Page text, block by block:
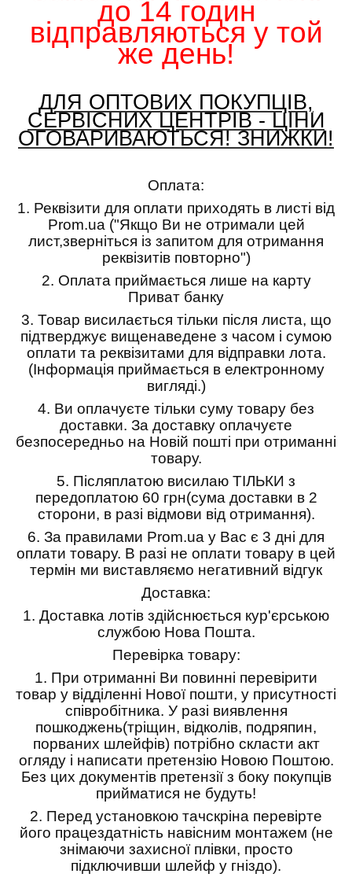
до 14 годин
відправляються у той
же день!
ДЛЯ ОПТОВИХ ПОКУПЦІВ,
СЕРВІСНИХ ЦЕНТРІВ - ЦІНИ
ОГОВАРИВАЮТЬСЯ! ЗНИЖКИ!
Оплата:
1. Реквізити для оплати приходять в листі від
Prom.ua ("Якщо Ви не отримали цей
лист,зверніться із запитом для отримання
реквізитів повторно")
2. Оплата приймається лише на карту
Приват банку
3. Товар висилається тільки після листа, що
підтверджує вищенаведене з часом і сумою
оплати та реквізитами для відправки лота.
(Інформація приймається в електронному
вигляді.)
4. Ви оплачуєте тільки суму товару без
доставки. За доставку оплачуєте
безпосередньо на Новій пошті при отриманні
товару.
5. Післяплатою висилаю ТІЛЬКИ з
передоплатою 60 грн(сума доставки в 2
сторони, в разі відмови від отримання).
6. За правилами Prom.ua у Вас є 3 дні для
оплати товару. В разі не оплати товару в цей
термін ми виставляємо негативний відгук
Доставка:
1. Доставка лотів здійснюється кур'єрською
службою Нова Пошта.
Перевірка товару:
1. При отриманні Ви повинні перевірити
товар у відділенні Нової пошти, у присутності
співробітника. У разі виявлення
пошкоджень(тріщин, відколів, подряпин,
порваних шлейфів) потрібно скласти акт
огляду і написати претензію Новою Поштою.
Без цих документів претензії з боку покупців
прийматися не будуть!
2. Перед установкою тачскріна перевірте
його працездатність навісним монтажем (не
знімаючи захисної плівки, просто
підключивши шлейф у гніздо).